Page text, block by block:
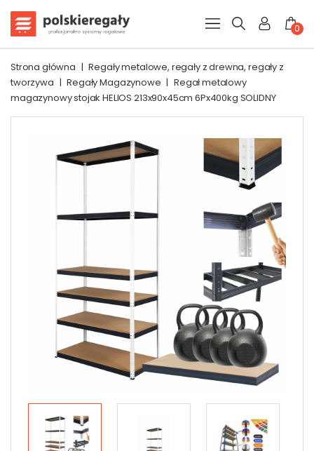
0
Strona główna | Regały metalowe, regały z drewna, regały z
tworzywa | Regały Magazynowe | Regał metalowy
magazynowy stojak HELIOS 213x90x45cm 6Px400kg SOLIDNY